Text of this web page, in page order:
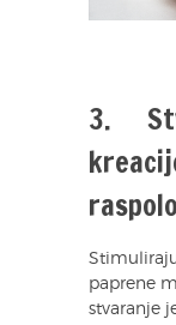
3.
paprene
stvaranje